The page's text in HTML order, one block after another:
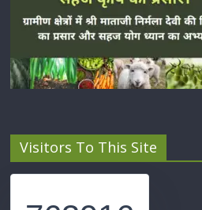
Visitors To This Site